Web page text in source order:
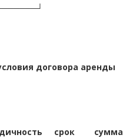
договора аренды
срок
сумма